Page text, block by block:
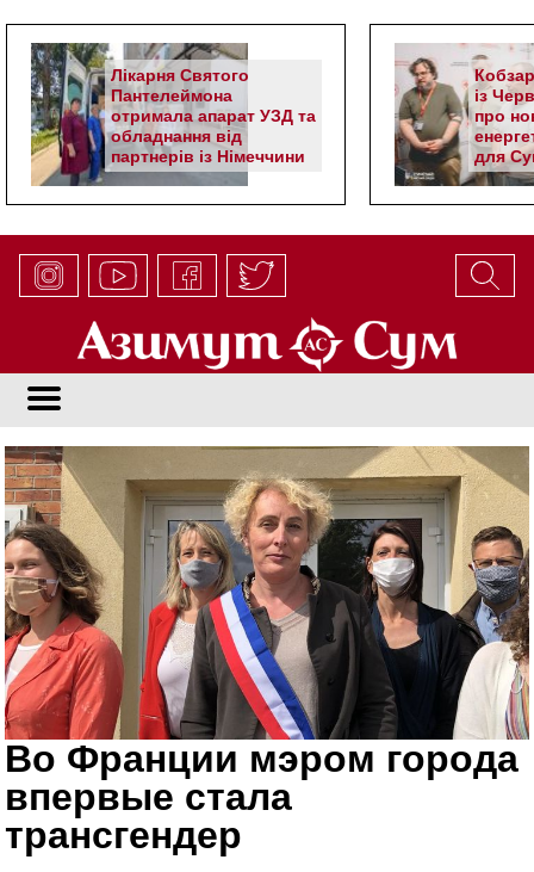
Лікарня Святого
Пантелеймона
отримала апарат УЗД та
обладнання від
партнерів із Німеччини
із
про
для
Во Франции мэром города
впервые стала
трансгендер